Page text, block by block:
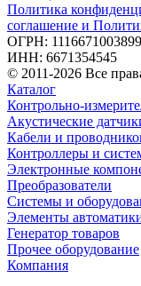
Политика
соглашение и
ОГРН: 1116671003899
ИНН: 6671354545
© 2011-2026 Все
Каталог
Контрольно-
Акустические
Кабели и
Контроллеры и
Электронные
Преобразователи
Системы и
Элементы
Генератор товаров
Прочее оборудование
Компания